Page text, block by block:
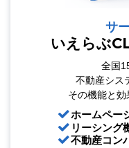
サ
いえらぶ
全国
不動産シス
その機能と効
ホームペー
リーシング
不動産コン